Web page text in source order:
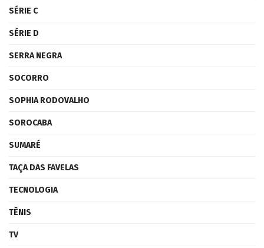
SÉRIE C
SÉRIE D
SERRA NEGRA
SOCORRO
SOPHIA RODOVALHO
SOROCABA
SUMARÉ
TAÇA DAS FAVELAS
TECNOLOGIA
TÊNIS
TV